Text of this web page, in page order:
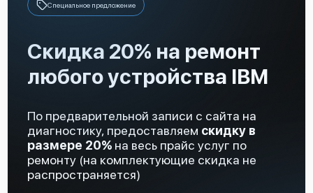
IBM FlashSystem 720 (9831-AS2)
IBM FlashSystem 710 (9830-AS1)
Специальное предложение
Скидка 20% на ремонт
любого устройства IBM
По предварительной записи с сайта на
диагностику, предоставляем скидку в
размере 20% на весь прайс услуг по
ремонту (на комплектующие скидка не
распространяется)